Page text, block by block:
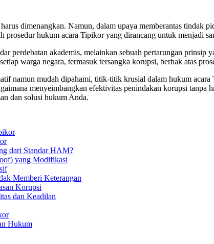
dimenangkan. Namun, dalam upaya memberantas tindak
prosedur hukum acara Tipikor yang dirancang untuk menjadi
perdebatan akademis, melainkan sebuah pertarungan
warga negara, termasuk tersangka korupsi, berhak atas
namun mudah dipahami, titik-titik krusial dalam hukum
menyeimbangkan efektivitas penindakan korupsi
dan solusi hukum Anda.
dari Standar HAM?
yang Modifikasi
Memberi Keterangan
Korupsi
dan Keadilan
Hukum